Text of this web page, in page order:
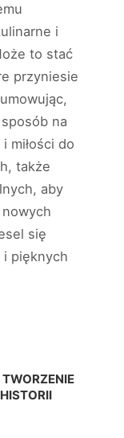
i
to stać
przyniesie
na
miłości do
także
aby
się
i pięknych